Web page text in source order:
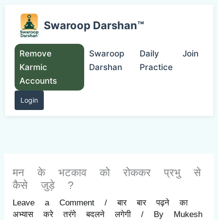
content
Swaroop Darshan™
Remove
Karmic
Accounts
Swaroop
Darshan
Daily
Practice
Join
Login
मन के भटकाव को रोककर प्रभु से
कैसे जुड़े ?
Leave a Comment /बार बार पढ़ने का
अभ्यास करे तरंगे बदलने लगेगी / By Mukesh